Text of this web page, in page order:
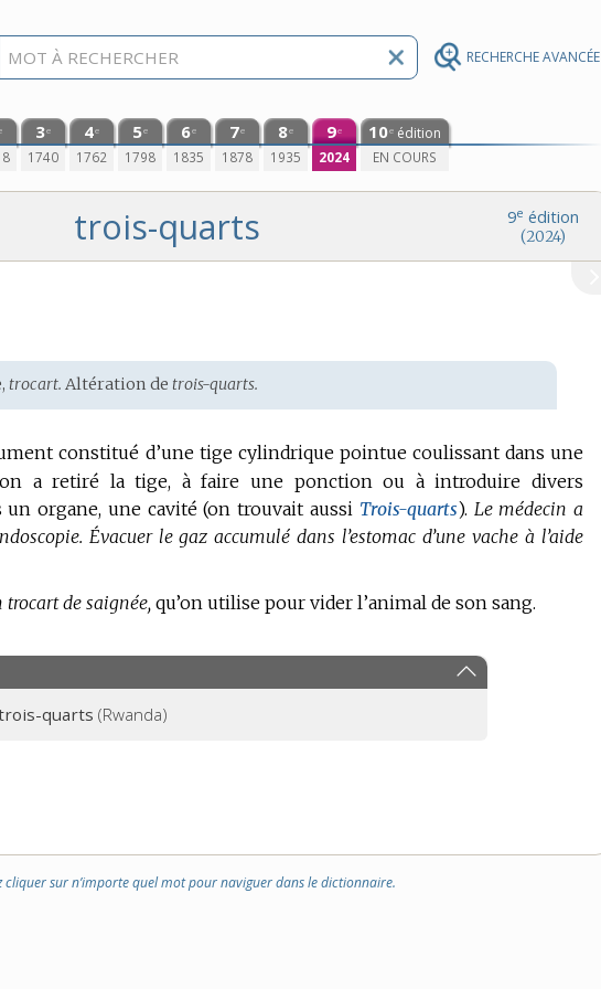
RECHERCHE AVANCÉE
3e
1740
4e
1762
5e
1798
6e
1835
7e
1878
8e
1935
9e
2024
10e édition
EN COURS
9e édition
(2024)
trois-quarts
trocart. Altération detrois-quarts.
constitué d’une tige cylindrique pointue coulissant dans une
a retiré la tige, à faire une ponction ou à introduire divers
organe, une cavité (on trouvait aussi Trois-quarts). Le médecin a
Évacuer le gaz accumulé dans l’estomac d’une vache à l’aide
trocart de saignée, qu’on utilise pour vider l’animal de son sang.
quarts (Rwanda)
cliquer sur n’importe quel mot pour naviguer dans le dictionnaire.